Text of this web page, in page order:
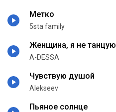
Метко
5sta family
Женщина, я не танцую
A-DESSA
Чувствую душой
Alekseev
Пьяное солнце